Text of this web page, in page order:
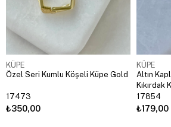
KÜPE
Özel Seri Kumlu Köşeli Küpe Gold
17473
₺350,00
KÜPE
Altın
Kıkırdak
17854
₺179,00